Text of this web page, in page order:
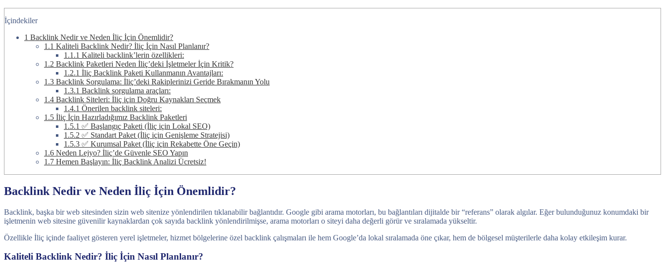
İçindekiler
1 Backlink Nedir ve Neden İliç İçin Önemlidir?
1.1 Kaliteli Backlink Nedir? İliç İçin Nasıl Planlanır?
1.1.1 Kaliteli backlink’lerin özellikleri:
1.2 Backlink Paketleri Neden İliç’deki İşletmeler İçin Kritik?
1.2.1 İliç Backlink Paketi Kullanmanın Avantajları:
1.3 Backlink Sorgulama: İliç’deki Rakiplerinizi Geride Bırakmanın Yolu
1.3.1 Backlink sorgulama araçları:
1.4 Backlink Siteleri: İliç için Doğru Kaynakları Seçmek
1.4.1 Önerilen backlink siteleri:
1.5 İliç İçin Hazırladığımız Backlink Paketleri
1.5.1 ✅ Başlangıç Paketi (İliç için Lokal SEO)
1.5.2 ✅ Standart Paket (İliç için Genişleme Stratejisi)
1.5.3 ✅ Kurumsal Paket (İliç için Rekabette Öne Geçin)
1.6 Neden Lejyo? İliç’de Güvenle SEO Yapın
1.7 Hemen Başlayın: İliç Backlink Analizi Ücretsiz!
Backlink Nedir ve Neden İliç İçin Önemlidir?
Backlink, başka bir web sitesinden sizin web sitenize yönlendirilen tıklanabilir bağlantıdır. Google gibi arama motorları, bu bağlantıları dijitalde bir “referans” olarak algılar. Eğer bulunduğunuz konumdaki bir
işletmenin web sitesine güvenilir kaynaklardan çok sayıda backlink yönlendirilmişse, arama motorları o siteyi daha değerli görür ve sıralamada yükseltir.
Özellikle İliç içinde faaliyet gösteren yerel işletmeler, hizmet bölgelerine özel backlink çalışmaları ile hem Google’da lokal sıralamada öne çıkar, hem de bölgesel müşterilerle daha kolay etkileşim kurar.
Kaliteli Backlink Nedir? İliç İçin Nasıl Planlanır?